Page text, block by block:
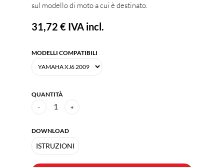
sul modello di moto a cui è destinato.
31,72 € IVA incl.
MODELLI COMPATIBILI
QUANTITÀ
- 1 +
DOWNLOAD
ISTRUZIONI